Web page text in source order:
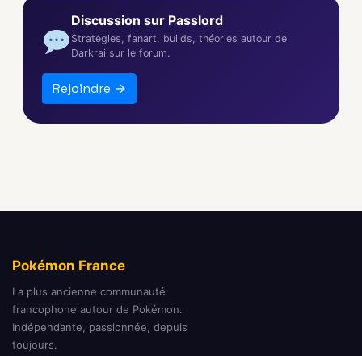
Discussion sur Passlord
Stratégies, fanart, builds, théories autour de
Darkrai sur le forum.
Rejoindre →
Pokémon France
La plus ancienne communauté
francophone autour de Pokémon.
Indépendante, passionnée, depuis
toujours.